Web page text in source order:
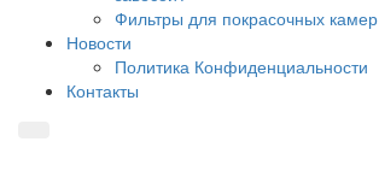
Фильтры для покрасочных камер
Новости
Политика Конфиденциальности
Контакты